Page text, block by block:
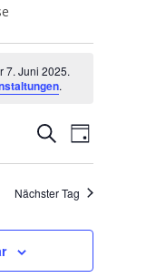
7. Juni 2025.
.
Such-
und
SucheDay
Nächster Tag